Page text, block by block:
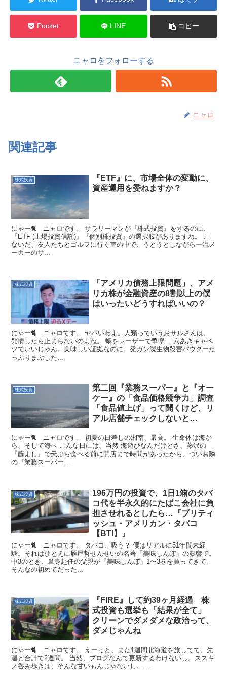
Pocket LINE コピー
ニャロをフォローする
ニャロ
関連記事
株式投資
『ETF』に、市場全体の変動に、
資産運用を委ねますか？
にゃー🐈 ニャロです。 サラリーマンが『株式投資』をするのに、
『ETF (上場投資信託)』『個別株投資』の選択肢がありますね。 こ
ないだ、友人たちとゴルフに行く車の中で、うとうとしながら一流メ
ーカーのサ...
株式投資
「アメリカ債務上限問題」、アメ
リカ株が金融資産の8割以上の僕
はいったいどうすればいいの？
にゃー🐈 ニャロです。 ヤバいわよ。人類っていうおサルさんは、
発情したら止まらないのよね。 蛾をレーザーで撃墜… 穴あきキャベ
ツでいいじゃん。美味しい証拠なのに。発ガン製生物殺害パウダーた
っぷりまぶした...
株式投資
第二回『業務スーパー』と『オー
ケー』の「食品価格競争力」調査
「食品値上げ」って聞くけど、リ
アル店舗チェックしないと…
にゃー🐈 ニャロです。 初夏の日差しの湘南、最高。 生命体は海か
ら、そして海へ こんな日には、当然 海遊びなんだけどさ、藤沢の
『藤よし』で天ぷら食べる前に開店まで時間があったから、ついお隣
の『業務スーパー...
株式投資
196万円の投資で、1日1箱のタバ
コ代を半永久的にたばこ会社に負
担させれるとしたら…『ブリティ
ッシュ・アメリカン・タバコ
【BTI】』
にゃー🐈 ニャロです。 タバコ、吸う？ 僕はリアルに51年間未経
験。それはひとえに雁屋哲せんせいの名著「美味しんぼ」の影響で。
中3のとき、単身赴任の父親が「美味しんぼ」1〜3巻を買ってきて。
そんなの初めてだった...
株式投資
『FIRE』して約39ヶ月経過 株
式投資も選挙も「結果が全て」
クリーンでダメダメな政治って、
ダメじゃんね
にゃー🐈 ニャロです。 えーっと、また1週間北海道を旅してて、先
週と合計で2週間。 当然、ブログなんて更新するわけないし。ススキ
ノ呑み歩きは、そんな甘いもんじゃないし。 ...